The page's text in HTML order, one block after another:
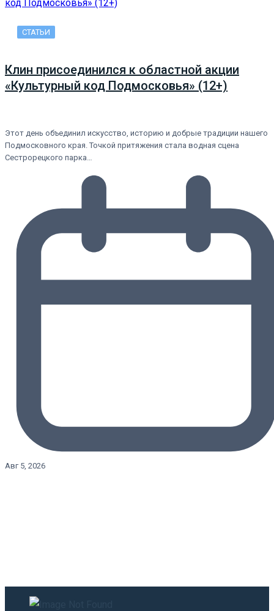
СТАТЬИ
Клин присоединился к областной акции
«Культурный код Подмосковья» (12+)
Этот день объединил искусство, историю и добрые традиции нашего
Подмосковного края. Точкой притяжения стала водная сцена
Сестрорецкого парка…
Авг 5, 2026